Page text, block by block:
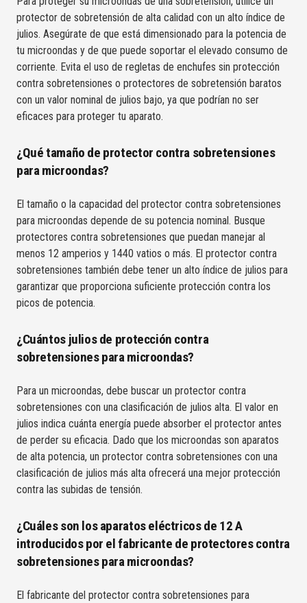
protector de sobretensión de alta calidad con un alto índice de
julios. Asegúrate de que está dimensionado para la potencia de
tu microondas y de que puede soportar el elevado consumo de
corriente. Evita el uso de regletas de enchufes sin protección
contra sobretensiones o protectores de sobretensión baratos
con un valor nominal de julios bajo, ya que podrían no ser
eficaces para proteger tu aparato.
¿Qué tamaño de protector contra sobretensiones
para microondas?
El tamaño o la capacidad del protector contra sobretensiones
para microondas depende de su potencia nominal. Busque
protectores contra sobretensiones que puedan manejar al
menos 12 amperios y 1440 vatios o más. El protector contra
sobretensiones también debe tener un alto índice de julios para
garantizar que proporciona suficiente protección contra los
picos de potencia.
¿Cuántos julios de protección contra
sobretensiones para microondas?
Para un microondas, debe buscar un protector contra
sobretensiones con una clasificación de julios alta. El valor en
julios indica cuánta energía puede absorber el protector antes
de perder su eficacia. Dado que los microondas son aparatos
de alta potencia, un protector contra sobretensiones con una
clasificación de julios más alta ofrecerá una mejor protección
contra las subidas de tensión.
¿Cuáles son los aparatos eléctricos de 12 A
introducidos por el fabricante de protectores contra
sobretensiones para microondas?
El fabricante del protector contra sobretensiones para